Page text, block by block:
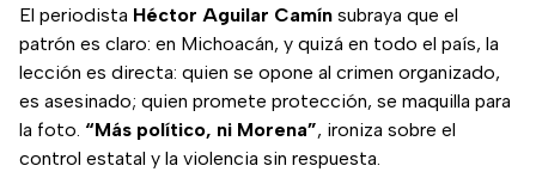
El periodista Héctor Aguilar Camín subraya que el
patrón es claro: en Michoacán, y quizá en todo el país, la
lección es directa: quien se opone al crimen organizado,
es asesinado; quien promete protección, se maquilla para
la foto. “Más político, ni Morena”, ironiza sobre el
control estatal y la violencia sin respuesta.